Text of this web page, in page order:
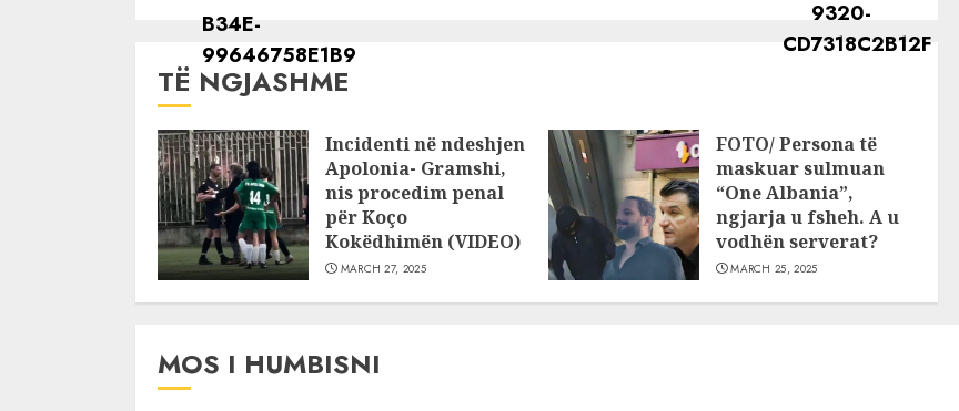
TË NGJASHME
Incidenti në ndeshjen
Apolonia- Gramshi,
nis procedim penal
për Koço
Kokëdhimën (VIDEO)
MARCH 27, 2025
FOTO/ Persona të
maskuar sulmuan
“One Albania”,
ngjarja u fsheh. A u
vodhën serverat?
MARCH 25, 2025
MOS I HUMBISNI